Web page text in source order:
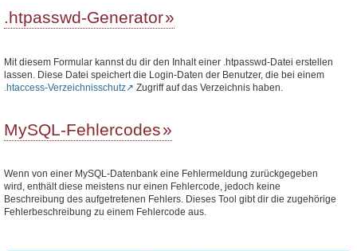
.htpasswd-Generator
Mit diesem Formular kannst du dir den Inhalt einer .htpasswd-Datei erstellen
lassen. Diese Datei speichert die Login-Daten der Benutzer, die bei einem
.htaccess-Verzeichnisschutz
Zugriff auf das Verzeichnis haben.
MySQL-Fehlercodes
Wenn von einer MySQL-Datenbank eine Fehlermeldung zurückgegeben
wird, enthält diese meistens nur einen Fehlercode, jedoch keine
Beschreibung des aufgetretenen Fehlers. Dieses Tool gibt dir die zugehörige
Fehlerbeschreibung zu einem Fehlercode aus.